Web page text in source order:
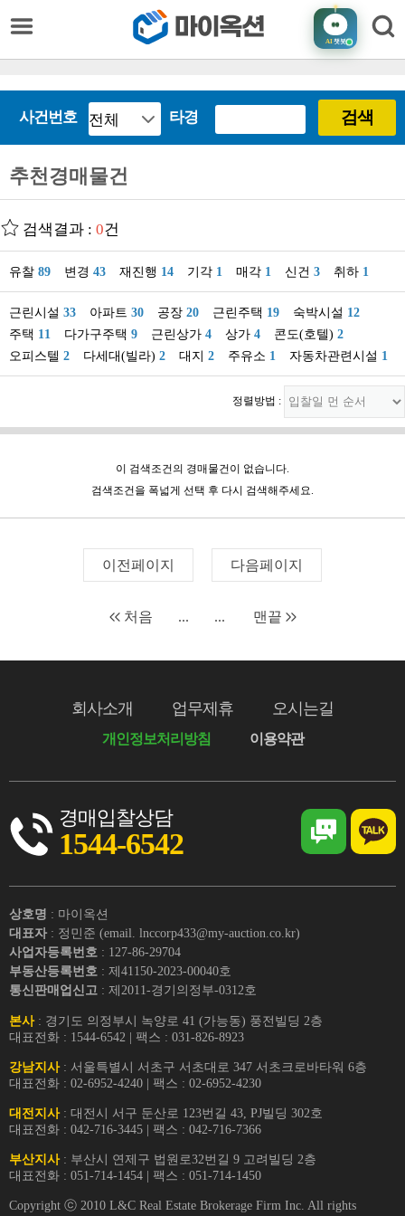
AI챗봇
사건번호 타경 검색
추천경매물건
검색결과 : 0건
유찰 89 변경 43 재진행 14 기각 1 매각 1 신건 3 취하 1
근린시설 33 아파트 30 공장 20 근린주택 19 숙박시설 12
주택 11 다가구주택 9 근린상가 4 상가 4 콘도(호텔) 2
오피스텔 2 다세대(빌라) 2 대지 2 주유소 1 자동차관련시설 1
정렬방법 :
이 검색조건의 경매물건이 없습니다.
검색조건을 폭넓게 선택 후 다시 검색해주세요.
이전페이지 다음페이지
처음 ... ... 맨끝
회사소개 업무제휴 오시는길
개인정보처리방침 이용약관
경매입찰상담
1544-6542
상호명 : 마이옥션
대표자 : 정민준 (email. lnccorp433@my-auction.co.kr)
사업자등록번호 : 127-86-29704
부동산등록번호 : 제41150-2023-00040호
통신판매업신고 : 제2011-경기의정부-0312호
본사: 경기도 의정부시 녹양로 41 (가능동) 풍전빌딩 2층
대표전화 : 1544-6542 | 팩스 : 031-826-8923
강남지사: 서울특별시 서초구 서초대로 347 서초크로바타워 6층
대표전화 : 02-6952-4240 | 팩스 : 02-6952-4230
대전지사: 대전시 서구 둔산로 123번길 43, PJ빌딩 302호
대표전화 : 042-716-3445 | 팩스 : 042-716-7366
부산지사: 부산시 연제구 법원로32번길 9 고려빌딩 2층
대표전화 : 051-714-1454 | 팩스 : 051-714-1450
Copyright ⓒ 2010 L&C Real Estate Brokerage Firm Inc. All rights